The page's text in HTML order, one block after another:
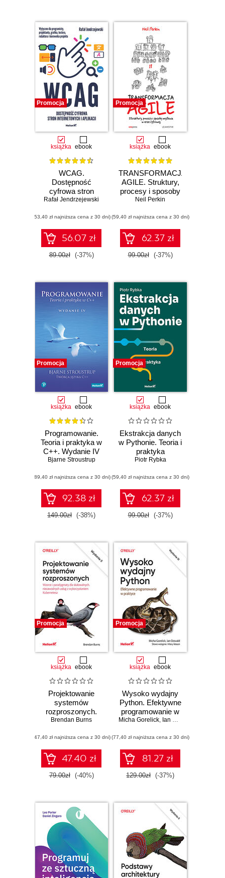
Promocja
książka ebook
WCAG.
Dostępność
cyfrowa stron
internetowych i
Rafał Jendrzejewski
(53,40 zł najniższa cena z 30 dni)
56.07 zł
89.00zł (-37%)
Promocja
książka ebook
TRANSFORMACJA
AGILE. Struktury,
procesy i sposoby
myślenia w erze
Neil Perkin
(59,40 zł najniższa cena z 30 dni)
62.37 zł
99.00zł (-37%)
Promocja
książka ebook
Programowanie.
Teoria i praktyka w
C++. Wydanie IV
Bjarne Stroustrup
(89,40 zł najniższa cena z 30 dni)
92.38 zł
149.00zł (-38%)
Promocja
książka ebook
Ekstrakcja danych
w Pythonie. Teoria i
praktyka
Piotr Rybka
(59,40 zł najniższa cena z 30 dni)
62.37 zł
99.00zł (-37%)
Promocja
książka ebook
Projektowanie
systemów
rozproszonych.
Wzorce i
skalowalnych,
niezawodnych
usług z
wykorzystaniem
Kubernetesa.
Brendan Burns
(47,40 zł najniższa cena z 30 dni)
47.40 zł
79.00zł (-40%)
Promocja
książka ebook
Wysoko wydajny
Python. Efektywne
programowanie w
praktyce. Wydanie
Micha Gorelick, Ian Ozsvald
(77,40 zł najniższa cena z 30 dni)
81.27 zł
129.00zł (-37%)